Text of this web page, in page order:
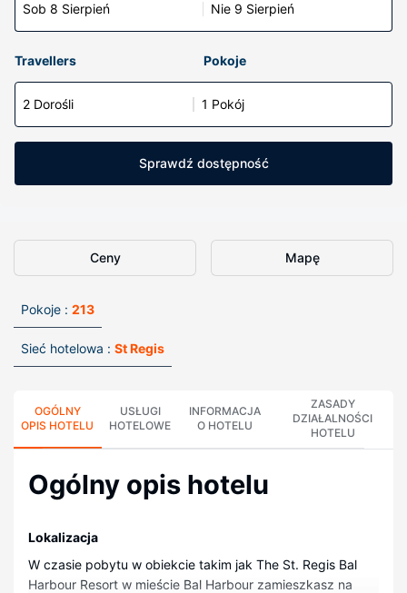
Sob 8 Sierpień Nie 9 Sierpień
Travellers Pokoje
2 Dorośli 1 Pokój
Sprawdź dostępność
Ceny Mapę
Pokoje : 213
Sieć hotelowa : St Regis
OGÓLNY
OPIS HOTELU
USŁUGI
HOTELOWE
INFORMACJA
O HOTELU
ZASADY
DZIAŁALNOŚCI
HOTELU
Ogólny opis hotelu
Lokalizacja
W czasie pobytu w obiekcie takim jak The St. Regis Bal
Harbour Resort w mieście Bal Harbour zamieszkasz na